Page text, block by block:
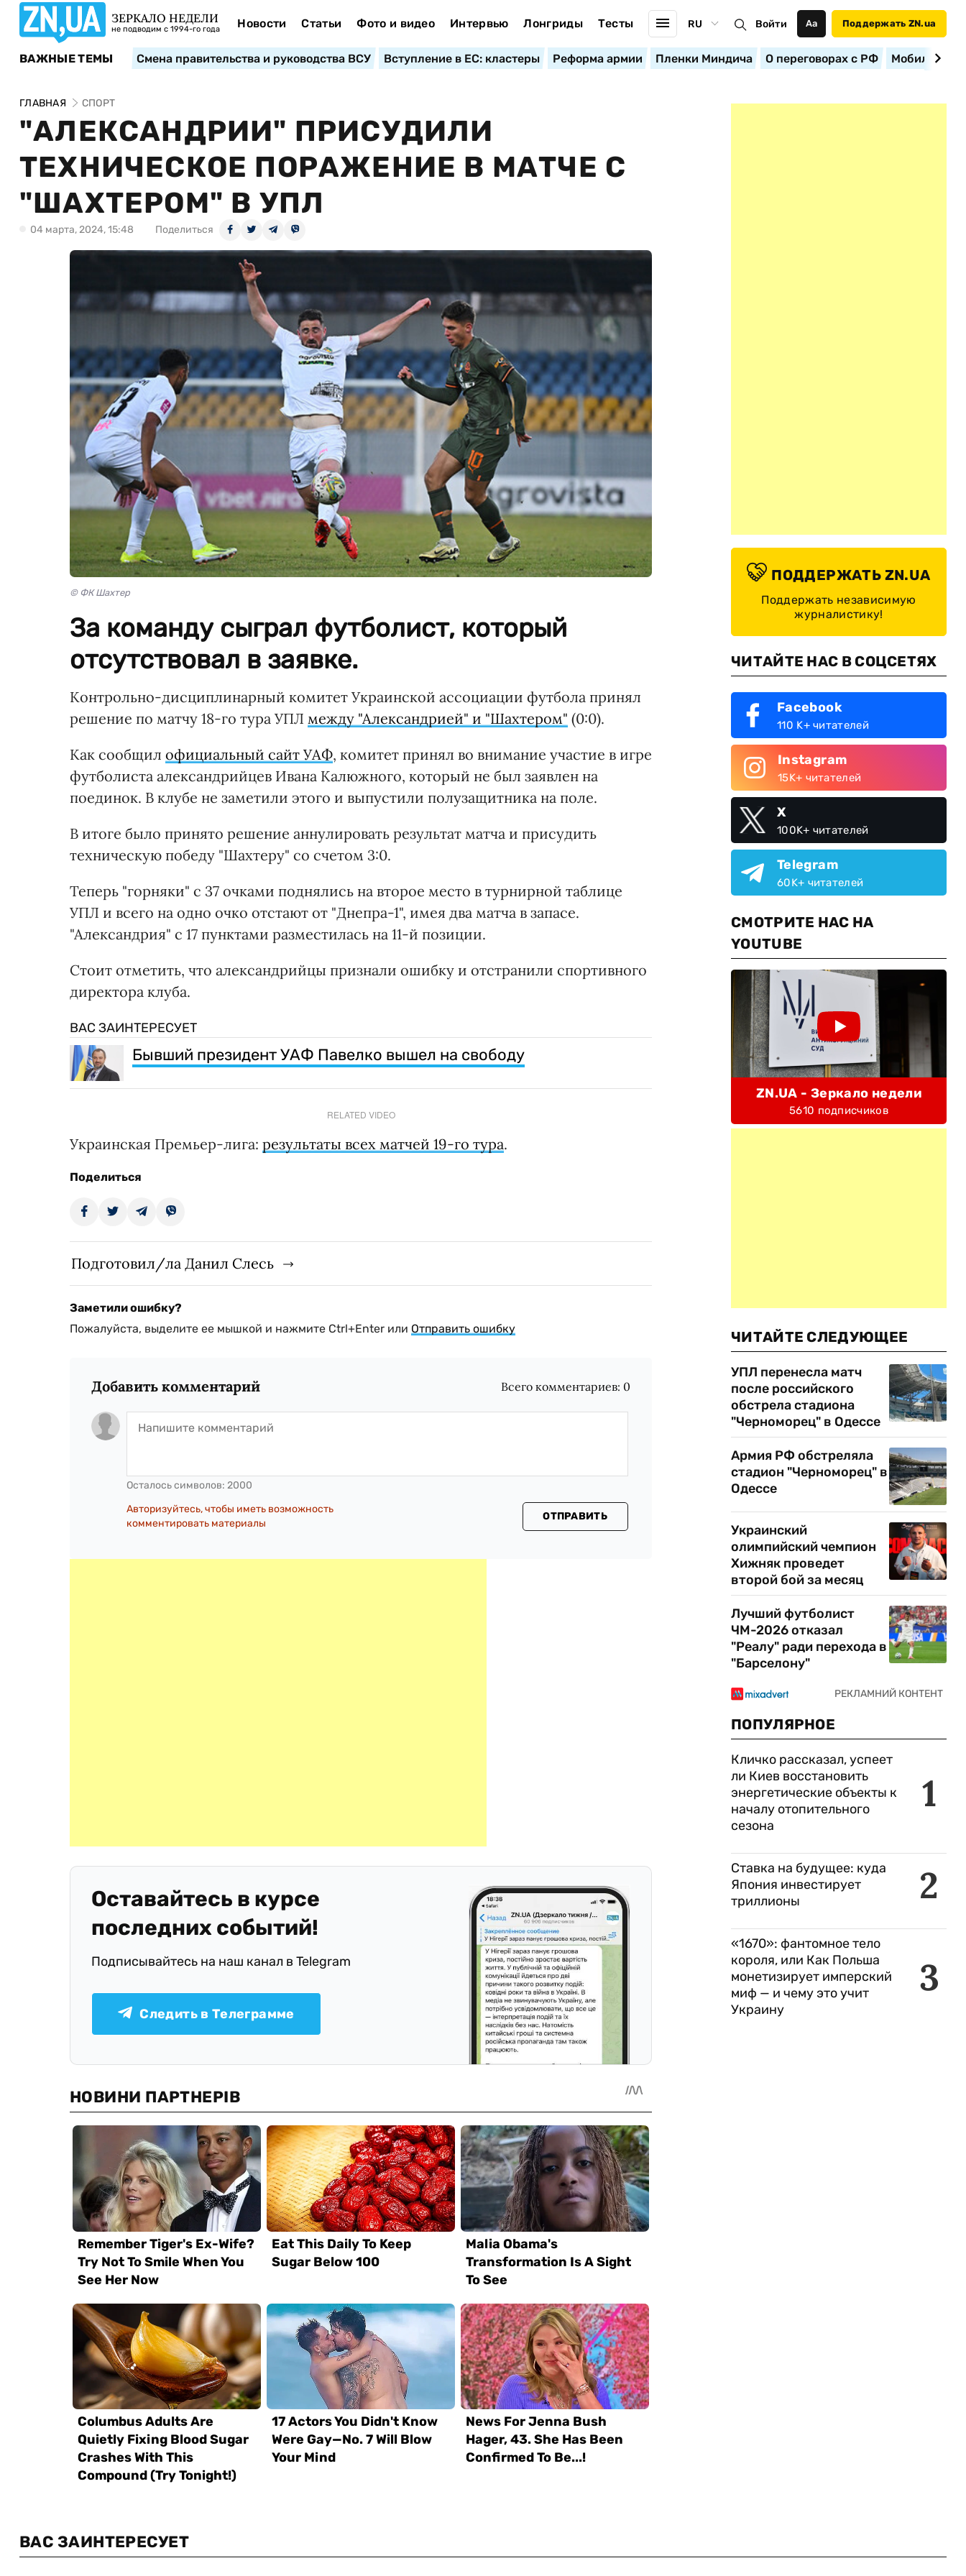
ЗЕРКАЛО НЕДЕЛИ
не подводим с 1994-го года Новости Статьи Фото и видео Интервью Лонгриды Тесты RU Войти Аа Поддержать ZN.ua
ВАЖНЫЕ ТЕМЫ Смена правительства и руководства ВСУ Вступление в ЕС: кластеры Реформа армии Пленки Миндича О переговорах с РФ
ГЛАВНАЯ СПОРТ
"АЛЕКСАНДРИИ" ПРИСУДИЛИ
ТЕХНИЧЕСКОЕ ПОРАЖЕНИЕ В МАТЧЕ С
"ШАХТЕРОМ" В УПЛ
04 марта, 2024, 15:48 Поделиться
© ФК Шахтер
За команду сыграл футболист, который
отсутствовал в заявке.
Контрольно-дисциплинарный комитет Украинской ассоциации футбола принял
решение по матчу 18-го тура УПЛ между "Александрией" и "Шахтером" (0:0).
Как сообщил официальный сайт УАФ, комитет принял во внимание участие в игре
футболиста александрийцев Ивана Калюжного, который не был заявлен на
поединок. В клубе не заметили этого и выпустили полузащитника на поле.
В итоге было принято решение аннулировать результат матча и присудить
техническую победу "Шахтеру" со счетом 3:0.
Теперь "горняки" с 37 очками поднялись на второе место в турнирной таблице
УПЛ и всего на одно очко отстают от "Днепра-1", имея два матча в запасе.
"Александрия" с 17 пунктами разместилась на 11-й позиции.
Стоит отметить, что александрийцы признали ошибку и отстранили спортивного
директора клуба.
ВАС ЗАИНТЕРЕСУЕТ
Бывший президент УАФ Павелко вышел на свободу
RELATED VIDEO
Украинская Премьер-лига: результаты всех матчей 19-го тура.
Поделиться
Подготовил/ла Данил Слесь
Заметили ошибку?
Пожалуйста, выделите ее мышкой и нажмите Ctrl+Enter или Отправить ошибку
Добавить комментарий Всего комментариев: 0
Осталось символов: 2000
Авторизуйтесь, чтобы иметь возможность
комментировать материалы
ОТПРАВИТЬ
Оставайтесь в курсе
последних событий!
Подписывайтесь на наш канал в Telegram
Следить в Телеграмме
ПОДДЕРЖАТЬ ZN.UA
Поддержать независимую
журналистику!
ЧИТАЙТЕ НАС В СОЦСЕТЯХ
Facebook
110 K+ читателей
Instagram
15K+ читателей
X
100K+ читателей
Telegram
60K+ читателей
СМОТРИТЕ НАС НА
YOUTUBE
ZN.UA - Зеркало недели
5610 подписчиков
ЧИТАЙТЕ СЛЕДУЮЩЕЕ
УПЛ перенесла матч
после российского
обстрела стадиона
"Черноморец" в Одессе
Армия РФ обстреляла
стадион "Черноморец" в
Одессе
Украинский
олимпийский чемпион
Хижняк проведет
второй бой за месяц
Лучший футболист
ЧМ-2026 отказал
"Реалу" ради перехода в
"Барселону"
ПОПУЛЯРНОЕ
1
Кличко рассказал, успеет
ли Киев восстановить
энергетические объекты к
началу отопительного
сезона
2
Ставка на будущее: куда
Япония инвестирует
триллионы
3
«1670»: фантомное тело
короля, или Как Польша
монетизирует имперский
миф — и чему это учит
Украину
ВАС ЗАИНТЕРЕСУЕТ